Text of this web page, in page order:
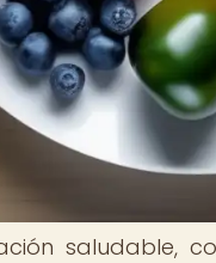
saludable,